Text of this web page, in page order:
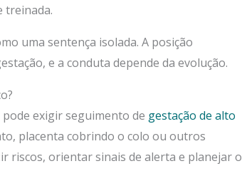
treinada.
uma sentença isolada. A posição
e a conduta depende da evolução.
exigir seguimento de gestação de alto
placenta cobrindo o colo ou outros
riscos, orientar sinais de alerta e planejar o